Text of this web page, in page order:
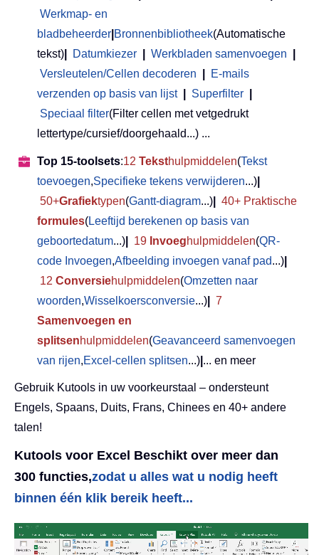
Werkmap- en
bladbeheerder Bronnenbibliotheek(Automatische
tekst)
Datumkiezer Werkbladen samenvoegen
Versleutelen/Cellen decoderen
E-mails
verzenden op basis van lijst
Superfilter
Speciaal filter(Filter cellen met vetgedrukt
lettertype/cursief/doorgehaald...) ...
Top 15-toolsets:12 Teksthulpmiddelen(Tekst
toevoegen,Specifieke tekens verwijderen...)
50+Grafiektypen(Gantt-diagram...)
40+ Praktische
formules(Leeftijd berekenen op basis van
geboortedatum...) 19 Invoeghulpmiddelen(QR-
code Invoegen,Afbeelding invoegen vanaf pad...)
12 Conversiehulpmiddelen(Omzetten naar
woorden,Wisselkoersconversie...)
7
Samenvoegen en
splitsenhulpmiddelen(Geavanceerd samenvoegen
van rijen,Excel-cellen splitsen...) ... en meer
Gebruik Kutools in uw voorkeurstaal – ondersteunt
Engels, Spaans, Duits, Frans, Chinees en 40+ andere
talen!
Kutools voor Excel Beschikt over meer dan
300 functies,zodat u alles wat u nodig heeft
binnen één klik bereik heeft...